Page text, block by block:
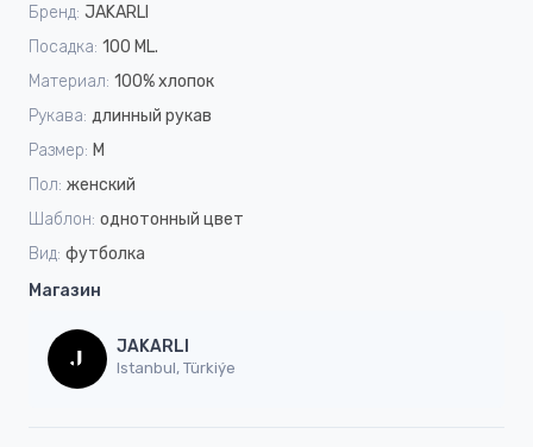
Бренд: JAKARLI
Посадка: 100 ML.
Материал: 100% хлопок
Рукава: длинный рукав
Размер: M
Пол: женский
Шаблон: однотонный цвет
Вид: футболка
Магазин
JAKARLI
Istanbul, Türkiýe